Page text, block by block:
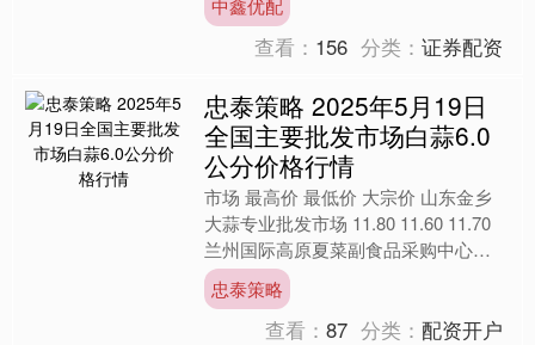
中鑫优配
查看： 156 分类：证券配资
忠泰策略 2025年5月19日
全国主要批发市场白蒜6.0
公分价格行情
市场 最高价 最低价 大宗价 山东金乡
大蒜专业批发市场 11.80 11.60 11.70
兰州国际高原夏菜副食品采购中心
7.20 6.48 6.67 全国白....
忠泰策略
查看：87 分类：配资开户